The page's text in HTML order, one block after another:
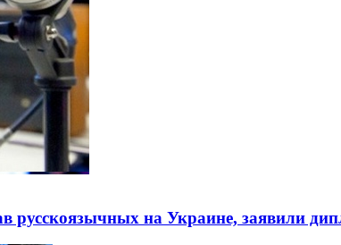
на Украине, заявили